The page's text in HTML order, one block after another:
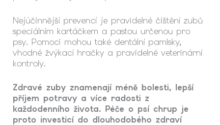
Nejúčinnější prevencí je pravidelné čištění zubů
speciálním kartáčkem a pastou určenou pro
psy. Pomoci mohou také dentální pamlsky,
vhodné žvýkací hračky a pravidelné veterinární
kontroly.
Zdravé zuby znamenají méně bolesti, lepší
příjem potravy a více radosti z
každodenního života. Péče o psí chrup je
proto investicí do dlouhodobého zdraví